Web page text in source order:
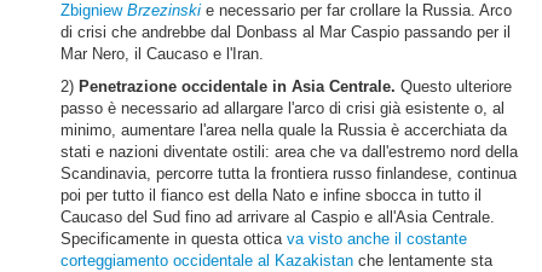
Zbigniew Brzezinski e necessario per far crollare la Russia. Arco
di crisi che andrebbe dal Donbass al Mar Caspio passando per il
Mar Nero, il Caucaso e l'Iran.
2) Penetrazione occidentale in Asia Centrale. Questo ulteriore
passo è necessario ad allargare l'arco di crisi già esistente o, al
minimo, aumentare l'area nella quale la Russia è accerchiata da
stati e nazioni diventate ostili: area che va dall'estremo nord della
Scandinavia, percorre tutta la frontiera russo finlandese, continua
poi per tutto il fianco est della Nato e infine sbocca in tutto il
Caucaso del Sud fino ad arrivare al Caspio e all'Asia Centrale.
Specificamente in questa ottica va visto anche il costante
corteggiamento occidentale al Kazakistan che lentamente sta